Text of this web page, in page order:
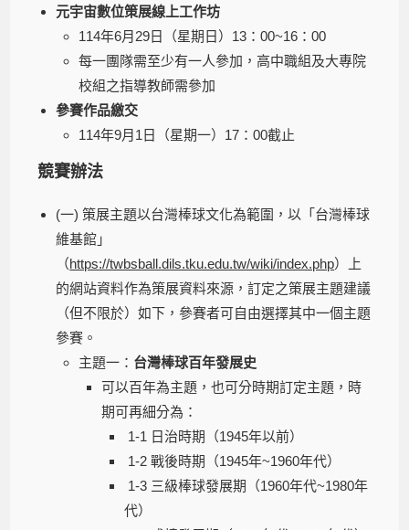
元宇宙數位策展線上工作坊
114年6月29日（星期日）13：00~16：00
每一團隊需至少有一人參加，高中職組及大專院
校組之指導教師需參加
參賽作品繳交
114年9月1日（星期一）17：00截止
競賽辦法
(一) 策展主題以台灣棒球文化為範圍，以「台灣棒球
維基館」
（https://twbsball.dils.tku.edu.tw/wiki/index.php）上
的網站資料作為策展資料來源，訂定之策展主題建議
（但不限於）如下，參賽者可自由選擇其中一個主題
參賽。
主題一： 台灣棒球百年發展史
可以百年為主題，也可分時期訂定主題，時
期可再細分為：
1-1 日治時期（1945年以前）
1-2 戰後時期（1945年~1960年代）
1-3 三級棒球發展期（1960年代~1980年
代）